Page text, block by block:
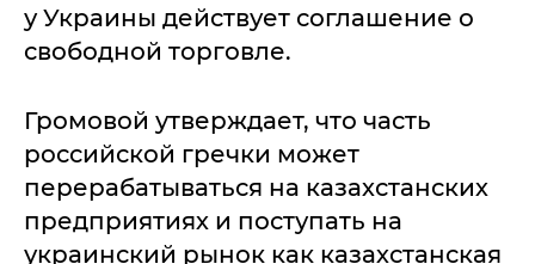
у Украины действует соглашение о
свободной торговле.
Громовой утверждает, что часть
российской гречки может
перерабатываться на казахстанских
предприятиях и поступать на
украинский рынок как казахстанская